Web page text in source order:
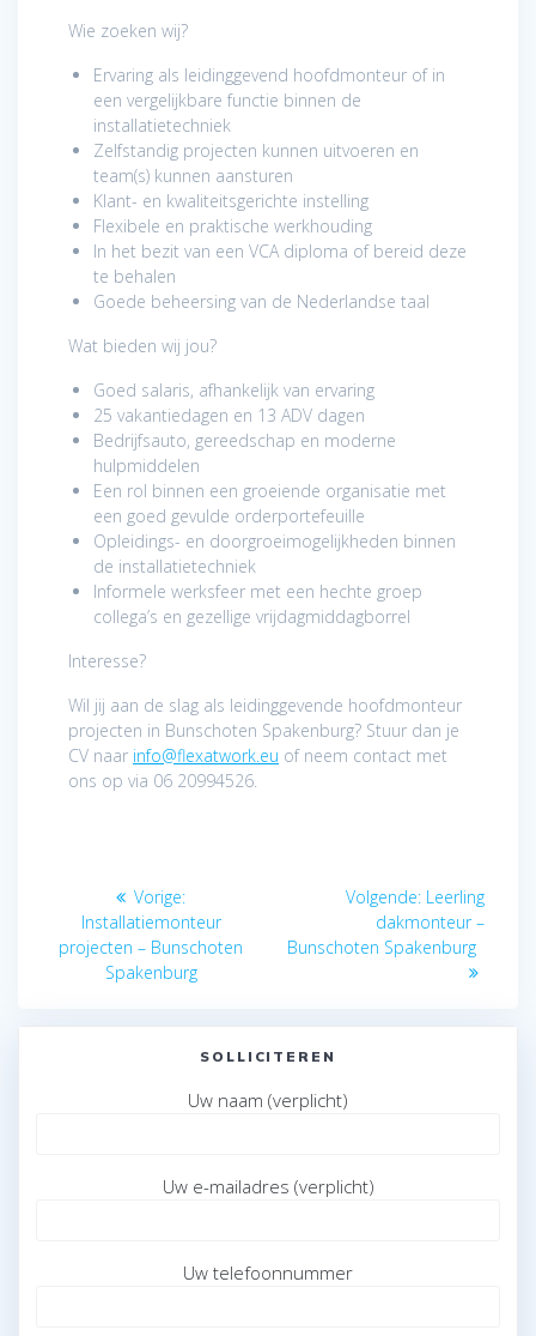
Wie zoeken wij?
Ervaring als leidinggevend hoofdmonteur of in
een vergelijkbare functie binnen de
installatietechniek
Zelfstandig projecten kunnen uitvoeren en
team(s) kunnen aansturen
Klant- en kwaliteitsgerichte instelling
Flexibele en praktische werkhouding
In het bezit van een VCA diploma of bereid deze
te behalen
Goede beheersing van de Nederlandse taal
Wat bieden wij jou?
Goed salaris, afhankelijk van ervaring
25 vakantiedagen en 13 ADV dagen
Bedrijfsauto, gereedschap en moderne
hulpmiddelen
Een rol binnen een groeiende organisatie met
een goed gevulde orderportefeuille
Opleidings- en doorgroeimogelijkheden binnen
de installatietechniek
Informele werksfeer met een hechte groep
collega’s en gezellige vrijdagmiddagborrel
Interesse?
Wil jij aan de slag als leidinggevende hoofdmonteur
projecten in Bunschoten Spakenburg? Stuur dan je
CV naar info@flexatwork.eu of neem contact met
ons op via 06 20994526.
Bericht
navigatie
Vorige:Vorig
bericht:
Installatiemonteur
projecten – Bunschoten
Spakenburg
Volgende: Volgend
bericht:
Leerling
dakmonteur –
Bunschoten Spakenburg
SOLLICITEREN
Uw naam (verplicht)
Uw e-mailadres (verplicht)
Uw telefoonnummer